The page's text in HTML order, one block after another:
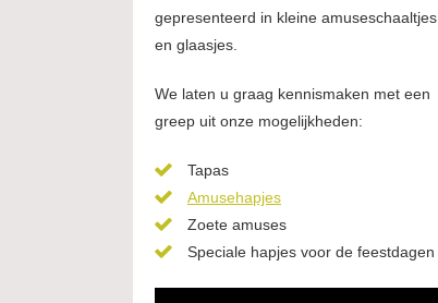
gepresenteerd in kleine amuseschaaltjes
en glaasjes.
We laten u graag kennismaken met een
greep uit onze mogelijkheden:
Tapas
Amusehapjes
Zoete amuses
Speciale hapjes voor de feestdagen